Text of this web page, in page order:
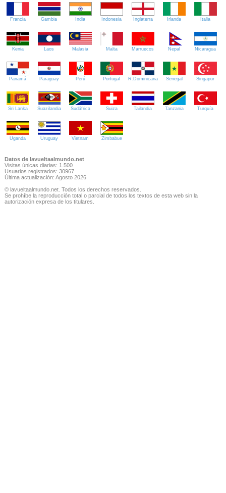
Francia Gambia India Indonesia Inglaterra Irlanda Italia
Kenia Laos Malasia Malta Marruecos Nepal Nicaragua
Panamá Paraguay Perú Portugal R.Dominicana Senegal Singapur
Sri Lanka Suazilandia Sudáfrica Suiza Tailandia Tanzania Turquía
Uganda Uruguay Vietnam Zimbabue
Datos de lavueltaalmundo.net
Visitas únicas diarias: 1.500
Usuarios registrados: 30967
Última actualización: Agosto 2026
© lavueltaalmundo.net. Todos los derechos reservados.
Se prohíbe la reproducción total o parcial de todos los textos de esta web sin la
autorización expresa de los titulares.